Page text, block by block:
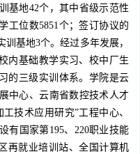
基地42个，其中省级示范性
工位数5851个；签订协议的
基地3个。经过多年发展，
内基础教学实习、校中厂生
的三级实训体系。学院是云
中心、云南省数控技术人才
技术应用研究”工程中心、
有国家第195、220职业技能
再就业培训站、全国计算机